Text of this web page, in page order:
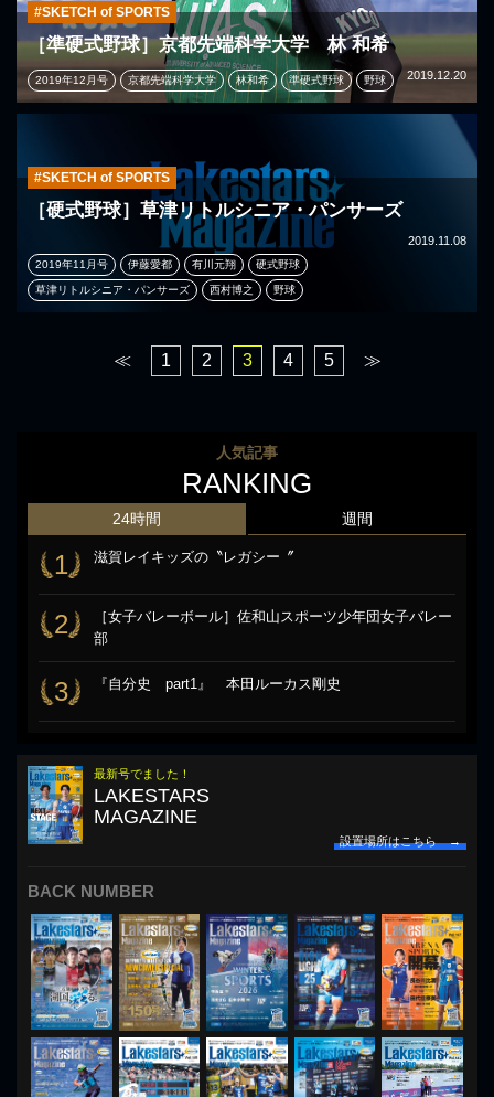
#SKETCH of SPORTS
［準硬式野球］京都先端科学大学 林 和希
2019.12.20
2019年12月号 京都先端科学大学 林和希 準硬式野球 野球
#SKETCH of SPORTS
［硬式野球］草津リトルシニア・パンサーズ
2019.11.08
2019年11月号 伊藤愛都 有川元翔 硬式野球
草津リトルシニア・パンサーズ 西村博之 野球
≪ 1 2 3 4 5 ≫
人気記事
RANKING
24時間
1 滋賀レイキッズの〝レガシー〞
2
［女子バレーボール］佐和山スポーツ少年団女子バレー
部
3 『自分史 part1』 本田ルーカス剛史
週間
最新号でました！
LAKESTARS
MAGAZINE
設置場所はこちら →
BACK NUMBER